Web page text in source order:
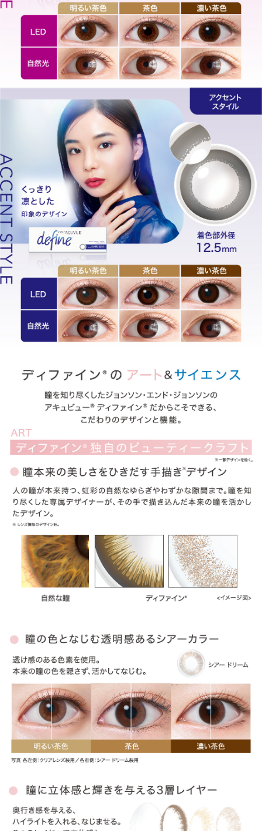
ITEM REVIEWS
この商品のレビュー
商品レビューの投稿は ログインが必要です。
OTHER COLOR
その他のカラー
» アクセントスタイル
» ラディアントブライト
» ラディアントスウィート